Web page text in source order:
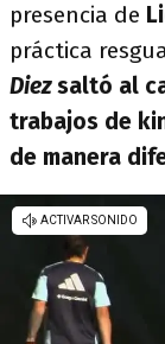
presencia de
práctica
Diezsaltó al
trabajos de
de manera